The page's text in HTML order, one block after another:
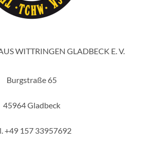
WITTRINGEN GLADBECK E. V.
Burgstraße 65
45964 Gladbeck
+49 157 33957692